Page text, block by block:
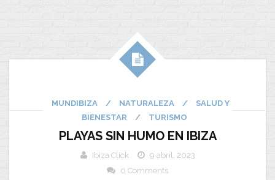
MUNDIBIZA / NATURALEZA /
SALUD Y
BIENESTAR
/ TURISMO
PLAYAS SIN HUMO EN IBIZA
Ibiza Click
9 abril, 2023
0 Comments